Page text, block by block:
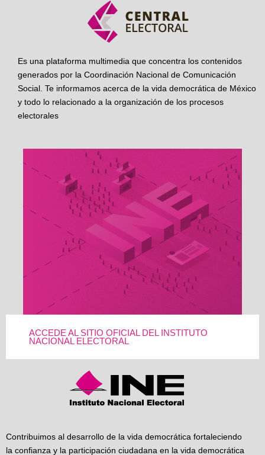
Es una plataforma multimedia que concentra los contenidos
generados por la Coordinación Nacional de Comunicación
Social. Te informamos acerca de la vida democrática de México
y todo lo relacionado a la organización de los procesos
electorales
ACCEDE AL SITIO OFICIAL DEL INSTITUTO
NACIONAL ELECTORAL
Contribuimos al desarrollo de la vida democrática fortaleciendo
la confianza y la participación ciudadana en la vida democrática